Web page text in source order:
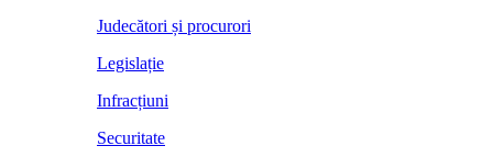
Judecători și procurori
Legislație
Infracțiuni
Securitate